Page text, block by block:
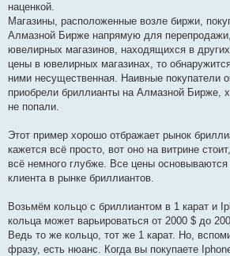
наценкой.
Магазины, расположенные возле биржи,
Алмазной Бирже напрямую для
ювелирных магазинов, находящихся в
цены в ювелирных магазинах, то
ними несущественная. Наивные покупатели
приобрели бриллианты на Алмазной Бирже,
не попали.
Этот пример хорошо отбражает рынок
кажется всё просто, вот оно на витрине
всё немного глубже. Все цены основываются
клиента в рынке бриллиантов.
Возьмём кольцо с бриллиантом в 1 карат и
кольца может варьироваться от 2000 $ до
Ведь то же кольцо, тот же 1 карат. Но,
фразу, есть нюанс. Когда вы покупаете